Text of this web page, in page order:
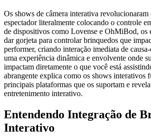
Os shows de câmera interativa revolucionaram
espectador literalmente colocando o controle
de dispositivos como Lovense e OhMiBod, os
dar gorjeta para controlar brinquedos que
performer, criando interação imediata de
uma experiência dinâmica e envolvente onde
impactam diretamente o que você está
abrangente explica como os shows interativos
principais plataformas que os suportam e
entretenimento interativo.
Entendendo Integração de
Interativo